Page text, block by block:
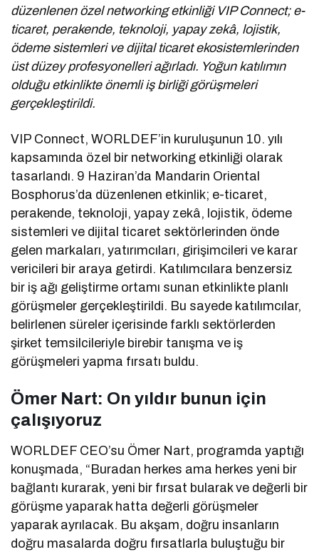
düzenlenen özel networking etkinliği VIP Connect; e-
ticaret, perakende, teknoloji, yapay zekâ, lojistik,
ödeme sistemleri ve dijital ticaret ekosistemlerinden
üst düzey profesyonelleri ağırladı. Yoğun katılımın
olduğu etkinlikte önemli iş birliği görüşmeleri
gerçekleştirildi.
VIP Connect, WORLDEF’in kuruluşunun 10. yılı
kapsamında özel bir networking etkinliği olarak
tasarlandı. 9 Haziran’da Mandarin Oriental
Bosphorus’da düzenlenen etkinlik; e-ticaret,
perakende, teknoloji, yapay zekâ, lojistik, ödeme
sistemleri ve dijital ticaret sektörlerinden önde
gelen markaları, yatırımcıları, girişimcileri ve karar
vericileri bir araya getirdi. Katılımcılara benzersiz
bir iş ağı geliştirme ortamı sunan etkinlikte planlı
görüşmeler gerçekleştirildi. Bu sayede katılımcılar,
belirlenen süreler içerisinde farklı sektörlerden
şirket temsilcileriyle birebir tanışma ve iş
görüşmeleri yapma fırsatı buldu.
Ömer Nart: On yıldır bunun için
çalışıyoruz
WORLDEF CEO’su Ömer Nart, programda yaptığı
konuşmada, “Buradan herkes ama herkes yeni bir
bağlantı kurarak, yeni bir fırsat bularak ve değerli bir
görüşme yaparak hatta değerli görüşmeler
yaparak ayrılacak. Bu akşam, doğru insanların
doğru masalarda doğru fırsatlarla buluştuğu bir